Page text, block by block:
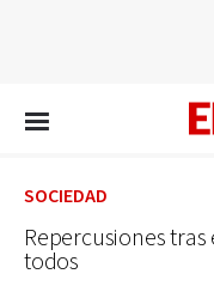
SOCIEDAD
Repercusiones
todos